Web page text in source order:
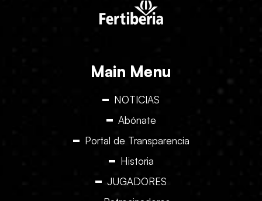
Main Menu
NOTICIAS
Abónate
Portal de Transparencia
Historia
JUGADORES